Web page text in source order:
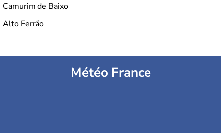
Camurim de Baixo
Alto Ferrão
Météo France